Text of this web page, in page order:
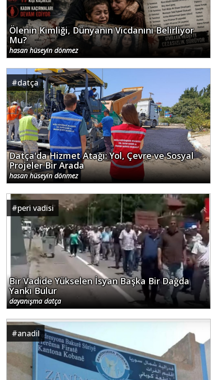
Ölenin Kimliği, Dünyanın Vicdanını Belirliyor
Mu?
hasan hüseyin dönmez
#datça
Datça'da Hizmet Atağı: Yol, Çevre ve Sosyal
Projeler Bir Arada
hasan hüseyin dönmez
#peri vadisi
Bir Vadide Yükselen İsyan Başka Bir Dağda
Yankı Bulur
dayanışma datça
#anadil